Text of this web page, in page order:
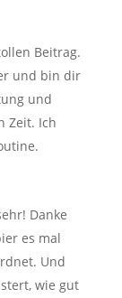
Beitrag.
und bin dir
und
Zeit. Ich
Danke
es mal
Und
wie gut